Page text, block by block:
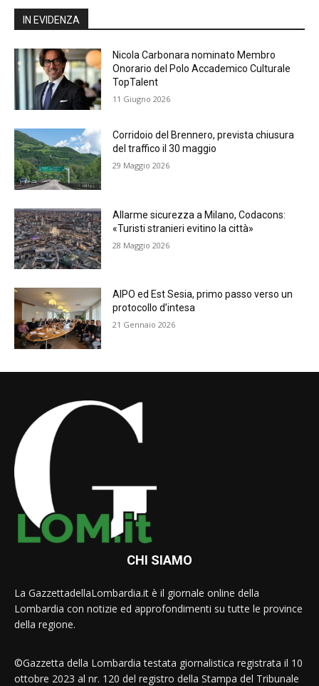
IN EVIDENZA
Nicola Carbonara nominato Membro
Onorario del Polo Accademico Culturale
TopTalent
11 Giugno 2026
Corridoio del Brennero, prevista chiusura
del traffico il 30 maggio
29 Maggio 2026
Allarme sicurezza a Milano, Codacons:
«Turisti stranieri evitino la città»
28 Maggio 2026
AIPO ed Est Sesia, primo passo verso un
protocollo d’intesa
21 Gennaio 2026
CHI SIAMO
La GazzettadellaLombardia.it è il giornale online della
Lombardia con notizie ed approfondimenti su tutte le province
della regione.
©Gazzetta della Lombardia testata giornalistica registrata il 10
ottobre 2023 al nr. 120 del registro della Stampa del Tribunale